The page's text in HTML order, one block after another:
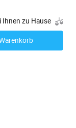
Ihnen zu Hause